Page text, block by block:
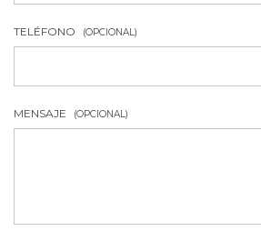
TELÉFONO (OPCIONAL)
MENSAJE (OPCIONAL)